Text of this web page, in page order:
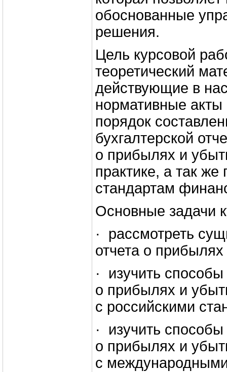
обоснованные
решения.
Цель курсовой
теоретический
действующие в
нормативные
порядок
бухгалтерской
о прибылях и
практике, а так
стандартам
Основные задачи
· рассмотреть
отчета о
· изучить
о прибылях и
с российскими
· изучить
о прибылях и
с